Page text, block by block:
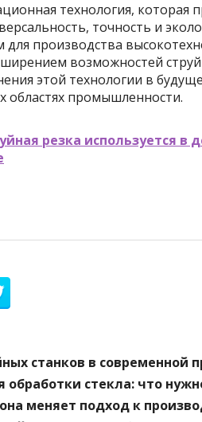
технология, которая
точность и
производства
возможностей
этой технологии в
областях промышленности.
резка используется в
станков в современной
обработки стекла: что
меняет подход к